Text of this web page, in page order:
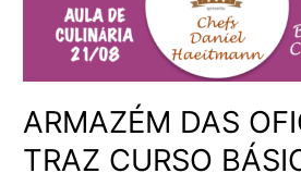
ARMAZÉM DAS
TRAZ CURSO